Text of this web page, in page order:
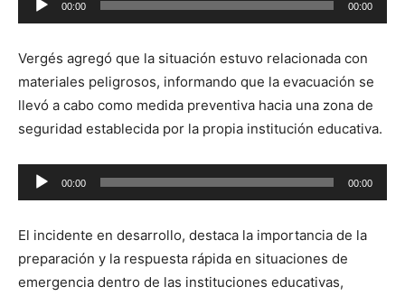
de
00:00 00:00
Vergés agregó que la situación estuvo relacionada con
materiales peligrosos, informando que la evacuación se
llevó a cabo como medida preventiva hacia una zona de
seguridad establecida por la propia institución educativa.
Reproductor
de
00:00 00:00
El incidente en desarrollo, destaca la importancia de la
preparación y la respuesta rápida en situaciones de
emergencia dentro de las instituciones educativas,